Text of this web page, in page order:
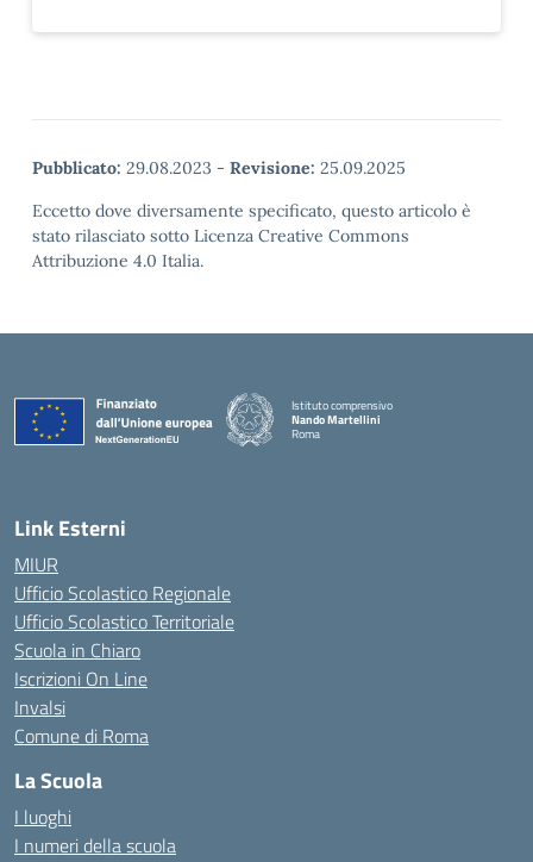
Pubblicato: 29.08.2023 - Revisione: 25.09.2025
Eccetto dove diversamente specificato, questo articolo è
stato rilasciato sotto Licenza Creative Commons
Attribuzione 4.0 Italia.
Istituto comprensivo
Nando Martellini
Roma
Link Esterni
MIUR
Ufficio Scolastico Regionale
Ufficio Scolastico Territoriale
Scuola in Chiaro
Iscrizioni On Line
Invalsi
Comune di Roma
La Scuola
I luoghi
I numeri della scuola